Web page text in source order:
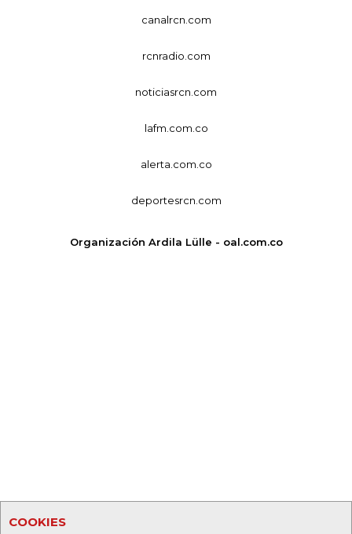
COOKIES
canalrcn.com
rcnradio.com
noticiasrcn.com
lafm.com.co
alerta.com.co
deportesrcn.com
Organización Ardila Lülle - oal.com.co